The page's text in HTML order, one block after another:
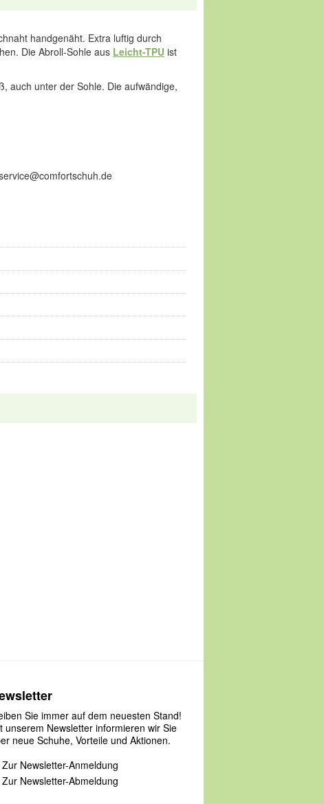
handgenäht. Extra luftig durch
Die Abroll-Sohle aus Leicht-TPU ist
auch unter der Sohle. Die aufwändige,
Sie immer auf dem neuesten Stand!
unserem Newsletter informieren wir Sie
neue Schuhe, Vorteile und Aktionen.
Zur Newsletter-Anmeldung
Zur Newsletter-Abmeldung